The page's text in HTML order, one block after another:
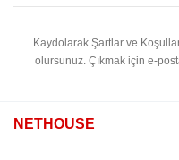
Kaydolarak Şartlar ve
olursunuz. Çıkmak için e-
NETHOUSE